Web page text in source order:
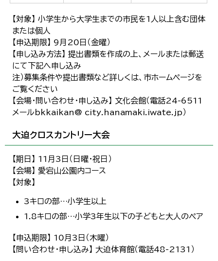
【対象】 小学生から大学生までの市民を1人以上含む団体
または個人
【申込期限】 9月20日（金曜）
【申し込み方法】 提出書類を作成の上、メールまたは郵送
にて下記へ申し込み
注）募集条件や提出書類など詳しくは、市ホームページを
ご覧ください
【会場・問い合わせ・申し込み】 文化会館（電話24-6511
メールbkkaikan@ city.hanamaki.iwate.jp）
大迫クロスカントリー大会
【期日】 11月3日（日曜・祝日）
【会場】 愛宕山公園内コース
【対象】
3キロの部…小学生以上
1.8キロの部…小学3年生以下の子どもと大人のペア
【申込期限】 10月3日（木曜）
【問い合わせ・申し込み】 大迫体育館（電話48-2131）